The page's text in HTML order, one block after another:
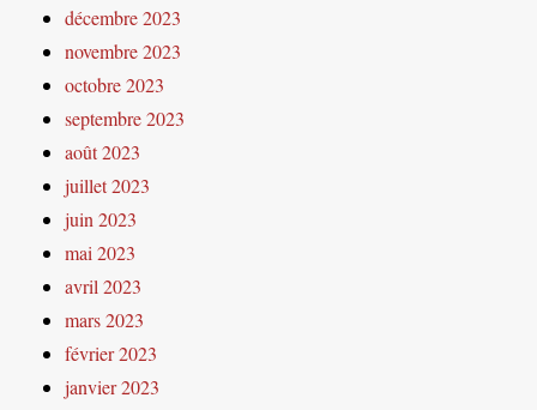
décembre 2023
novembre 2023
octobre 2023
septembre 2023
août 2023
juillet 2023
juin 2023
mai 2023
avril 2023
mars 2023
février 2023
janvier 2023